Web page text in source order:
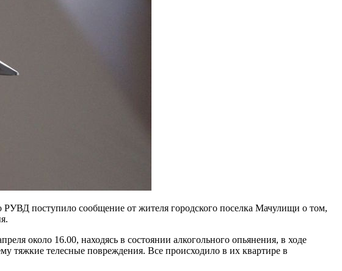
поступило сообщение от жителя городского поселка Мачулищи о том,
около 16.00, находясь в состоянии алкогольного опьянения, в ходе
тяжкие телесные повреждения. Все происходило в их квартире в